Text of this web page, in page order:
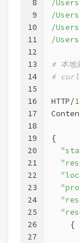
8
9
10
11
12
13
14
15
16
17
18
19
20
21
22
23
24
25
26
27
/
/
/
/
# 本
# curl
HTTP/
{
    {